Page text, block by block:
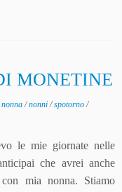
MONETINE
nonna/nonni/spotorno/
le mie giornate nelle
che avrei anche
mia nonna. Stiamo